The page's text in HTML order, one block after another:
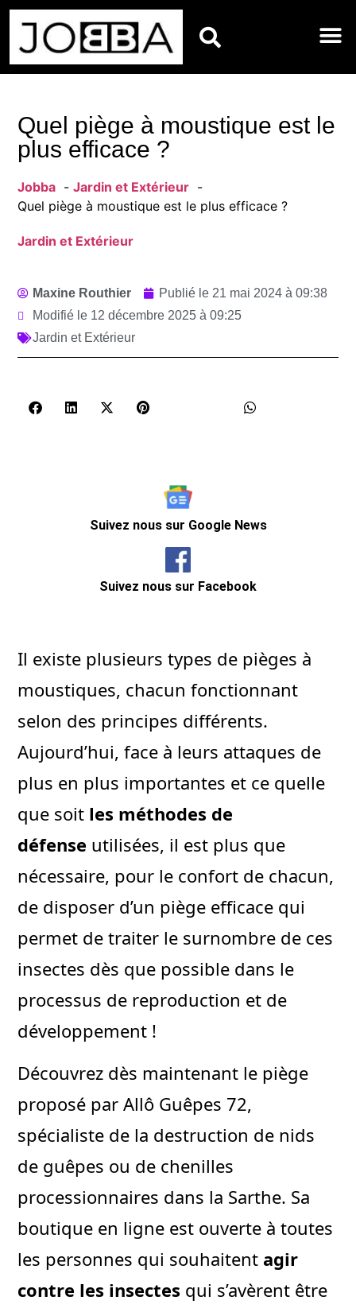
Quel piège à moustique est le
plus efficace ?
Jobba
Jardin et Extérieur
Quel piège à moustique est le plus efficace ?
Jardin et Extérieur
Maxine Routhier Publié le 21 mai 2024 à 09:38
Modifié le 12 décembre 2025 à 09:25
Jardin et Extérieur
Suivez nous sur Google News
Suivez nous sur Facebook
Il existe plusieurs types de pièges à
moustiques, chacun fonctionnant
selon des principes différents.
Aujourd’hui, face à leurs attaques de
plus en plus importantes et ce quelle
que soit les méthodes de
défense utilisées, il est plus que
nécessaire, pour le confort de chacun,
de disposer d’un piège efficace qui
permet de traiter le surnombre de ces
insectes dès que possible dans le
processus de reproduction et de
développement !
Découvrez dès maintenant le piège
proposé par Allô Guêpes 72,
spécialiste de la destruction de nids
de guêpes ou de chenilles
processionnaires dans la Sarthe. Sa
boutique en ligne est ouverte à toutes
les personnes qui souhaitent agir
contre les insectes qui s’avèrent être